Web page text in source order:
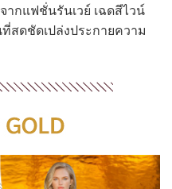
ากแฟชั่นรันเวย์ เฉดสีไวน์
สดชัดเปล่งประกายความ